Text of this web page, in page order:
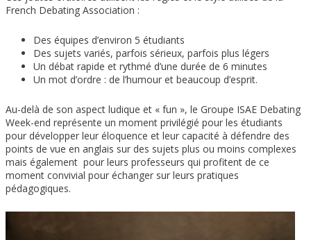
French Debating Association :
Des équipes d’environ 5 étudiants
Des sujets variés, parfois sérieux, parfois plus légers
Un débat rapide et rythmé d’une durée de 6 minutes
Un mot d’ordre : de l’humour et beaucoup d’esprit.
Au-delà de son aspect ludique et « fun », le Groupe ISAE Debating
Week-end représente un moment privilégié pour les étudiants
pour développer leur éloquence et leur capacité à défendre des
points de vue en anglais sur des sujets plus ou moins complexes
mais également pour leurs professeurs qui profitent de ce
moment convivial pour échanger sur leurs pratiques
pédagogiques.